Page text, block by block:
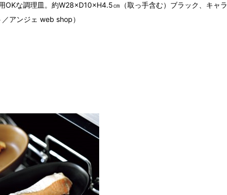
OKな調理皿。約W28×D10×H4.5㎝（取っ手含む）ブラック、キャラ
アンジェ web shop）